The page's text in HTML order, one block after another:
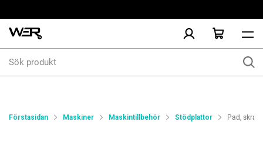
produkt
Förstasidan Maskiner Maskintillbehör Stödplattor Pad,